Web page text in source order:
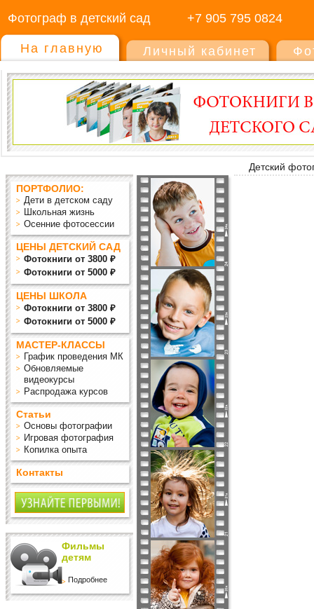
Фотограф в детский сад +7 905 795 0824
На главную Личный кабинет
Детский
ПОРТФОЛИО:
Дети в детском саду
Школьная жизнь
Осенние фотосессии
ЦЕНЫ ДЕТСКИЙ САД
Фотокниги от 3800 ₽
Фотокниги от 5000 ₽
ЦЕНЫ ШКОЛА
Фотокниги от 3800 ₽
Фотокниги от 5000 ₽
МАСТЕР-КЛАССЫ
График проведения МК
Обновляемые
видеокурсы
Распродажа курсов
Статьи
Основы фотографии
Игровая фотография
Копилка опыта
Контакты
Фильмы
детям
Подробнее